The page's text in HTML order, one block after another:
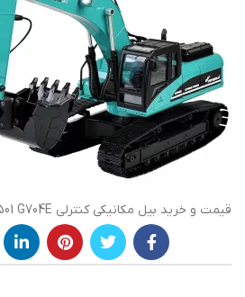
قیمت و خرید بیل مکانیکی کنترلی AMEWI 22501 G704E در ایران